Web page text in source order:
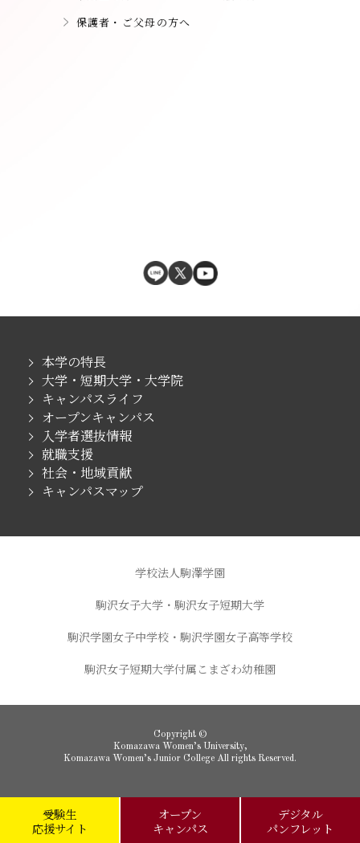
保護者・ご父母の方へ
本学の特長
大学・短期大学・大学院
キャンパスライフ
オープンキャンパス
入学者選抜情報
就職支援
社会・地域貢献
キャンパスマップ
学校法人駒澤学園
駒沢女子大学・駒沢女子短期大学
駒沢学園女子中学校・駒沢学園女子高等学校
駒沢女子短期大学付属こまざわ幼稚園
Copyright ©
Komazawa Women’s University,
Komazawa Women’s Junior College All rights Reserved.
受験生
応援サイト
オープン
キャンパス
デジタル
パンフレット